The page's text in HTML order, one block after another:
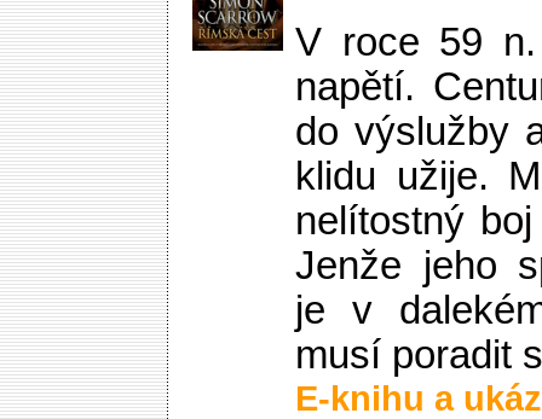
V roce 59
napětí.
do výslužby
klidu užije.
nelítostný
Jenže jeho
je v
musí poradit
E-knihu a